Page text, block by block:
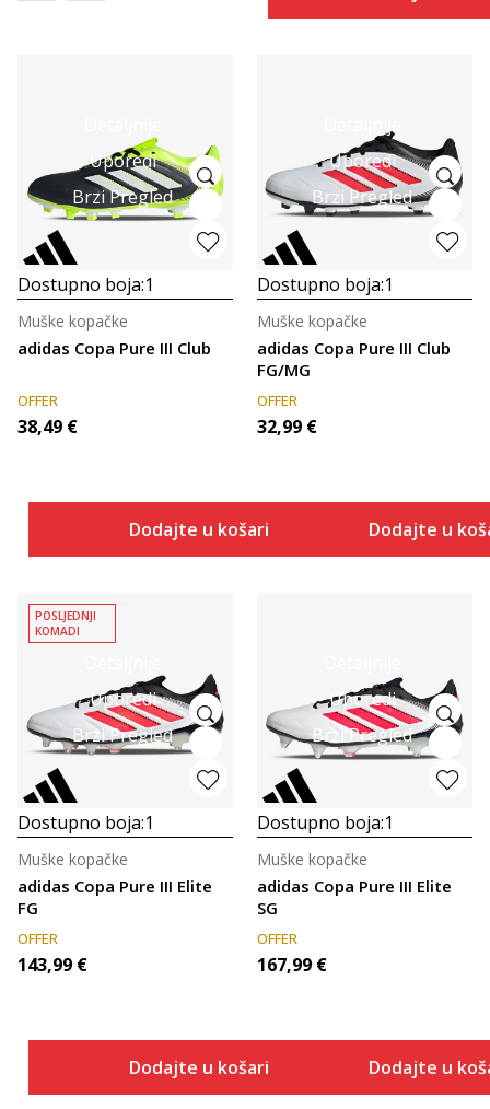
Uporedi
Brzi Pregled
Dostupno boja:1
adidas Copa Pure III Club
Muške kopačke
OFFER
38,49 €
Dodajte u košaricu
Uporedi
Brzi Pregled
Dostupno boja:1
adidas Copa Pure III Club
FG/MG
Muške kopačke
OFFER
32,99 €
Dodajte u
Uporedi
Brzi Pregled
POSLJEDNJI
KOMADI
Dostupno boja:1
adidas Copa Pure III Elite
FG
Muške kopačke
OFFER
143,99 €
Dodajte u košaricu
Uporedi
Brzi Pregled
Dostupno boja:1
adidas Copa Pure III Elite
SG
Muške kopačke
OFFER
167,99 €
Dodajte u